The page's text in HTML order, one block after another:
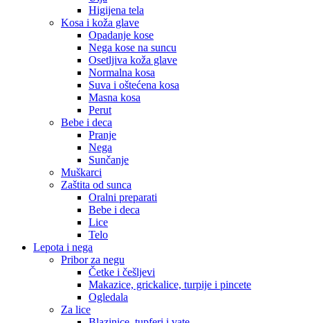
Higijena tela
Kosa i koža glave
Opadanje kose
Nega kose na suncu
Osetljiva koža glave
Normalna kosa
Suva i oštećena kosa
Masna kosa
Perut
Bebe i deca
Pranje
Nega
Sunčanje
Muškarci
Zaštita od sunca
Oralni preparati
Bebe i deca
Lice
Telo
Lepota i nega
Pribor za negu
Četke i češljevi
Makazice, grickalice, turpije i pincete
Ogledala
Za lice